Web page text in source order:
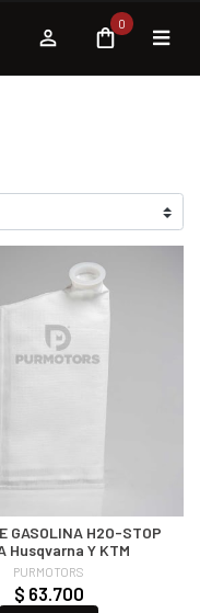
0
GASOLINA H2O-STOP
Husqvarna Y KTM
PURMOTORS
$ 63.700